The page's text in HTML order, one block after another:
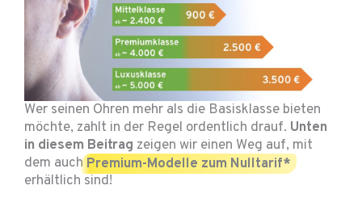
Wer seinen Ohren mehr als die Basisklasse bieten
möchte, zahlt in der Regel ordentlich drauf. Unten
in diesem Beitrag zeigen wir einen Weg auf, mit
dem auchPremium-Modelle zum Nulltarif*
erhältlich sind!